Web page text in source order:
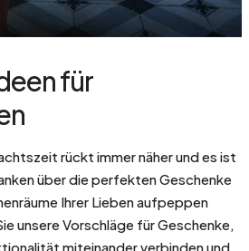
für
rückt immer näher und es ist
über die perfekten Geschenke
Ihrer Lieben aufpeppen
unsere Vorschläge für Geschenke,
miteinander verbinden und